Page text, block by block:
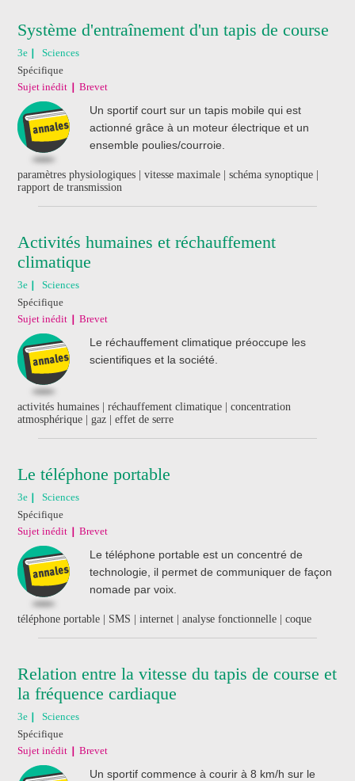
Système d'entraînement d'un tapis de course
3e
Sciences
Spécifique
Sujet inédit
Brevet
Un sportif court sur un tapis mobile qui est
actionné grâce à un moteur électrique et un
ensemble poulies/courroie.
paramètres physiologiques | vitesse maximale | schéma synoptique |
rapport de transmission
Activités humaines et réchauffement
climatique
3e
Sciences
Spécifique
Sujet inédit
Brevet
Le réchauffement climatique préoccupe les
scientifiques et la société.
activités humaines | réchauffement climatique | concentration
atmosphérique | gaz | effet de serre
Le téléphone portable
3e
Sciences
Spécifique
Sujet inédit
Brevet
Le téléphone portable est un concentré de
technologie, il permet de communiquer de façon
nomade par voix.
téléphone portable | SMS | internet | analyse fonctionnelle | coque
Relation entre la vitesse du tapis de course et
la fréquence cardiaque
3e
Sciences
Spécifique
Sujet inédit
Brevet
Un sportif commence à courir à 8 km/h sur le